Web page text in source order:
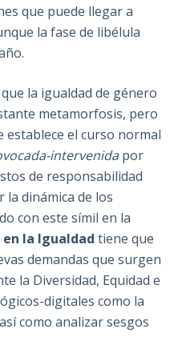
que puede llegar a
la fase de libélula
la igualdad de género
metamorfosis, pero
establece el curso normal
intervenida por
de responsabilidad
dinámica de los
con este símil en la
en la Igualdad tiene que
demandas que surgen
la Diversidad, Equidad e
digitales como la
como analizar sesgos